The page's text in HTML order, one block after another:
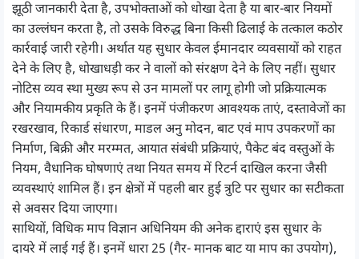
झूठी जानकारी देता है, उपभोक्ताओं को धोखा देता है या बार-बार नियमों
का उल्लंघन करता है, तो उसके विरुद्ध बिना किसी ढिलाई के तत्काल कठोर
कार्रवाई जारी रहेगी। अर्थात यह सुधार केवल ईमानदार व्यवसायों को राहत
देने के लिए है, धोखाधड़ी कर ने वालों को संरक्षण देने के लिए नहीं। सुधार
नोटिस व्यव स्था मुख्य रूप से उन मामलों पर लागू होगी जो प्रक्रियात्मक
और नियामकीय प्रकृति के हैं। इनमें पंजीकरण आवश्यक ताएं, दस्तावेजों का
रखरखाव, रिकार्ड संधारण, माडल अनु मोदन, बाट एवं माप उपकरणों का
निर्माण, बिक्री और मरम्मत, आयात संबंधी प्रक्रियाएं, पैकेट बंद वस्तुओं के
नियम, वैधानिक घोषणाएं तथा नियत समय में रिटर्न दाखिल करना जैसी
व्यवस्थाएं शामिल हैं। इन क्षेत्रों में पहली बार हुई त्रुटि पर सुधार का सटीकता
से अवसर दिया जाएगा।
साथियों, विधिक माप विज्ञान अधिनियम की अनेक द्दाराएं इस सुधार के
दायरे में लाई गई हैं। इनमें धारा 25 (गैर- मानक बाट या माप का उपयोग),